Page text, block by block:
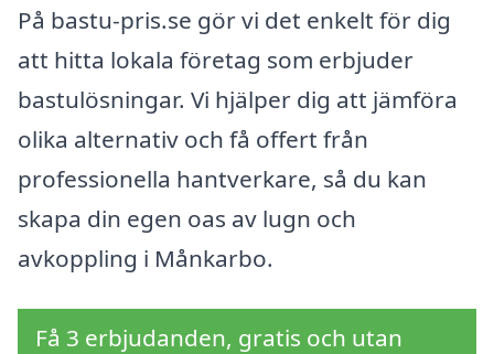
På bastu-pris.se gör vi det enkelt för dig
att hitta lokala företag som erbjuder
bastulösningar. Vi hjälper dig att jämföra
olika alternativ och få offert från
professionella hantverkare, så du kan
skapa din egen oas av lugn och
avkoppling i Månkarbo.
Få 3 erbjudanden, gratis och utan